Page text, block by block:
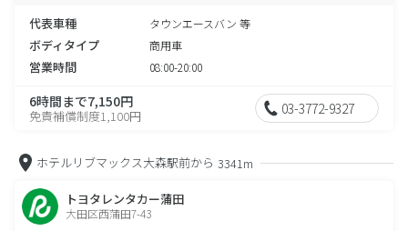
代表車種 タウンエースバン 等
ボディタイプ 商用車
営業時間 08:00-20:00
6時間まで7,150円
免責補償制度1,100円 03-3772-9327
ホテルリブマックス大森駅前から 3341m
トヨタレンタカー蒲田
大田区西蒲田7-43